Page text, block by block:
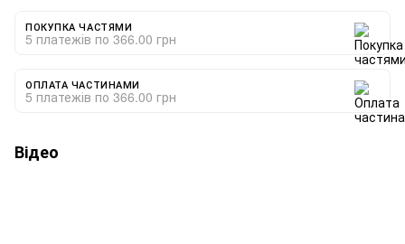
ПОКУПКА ЧАСТЯМИ
5 платежів по 366.00 грн
ОПЛАТА ЧАСТИНАМИ
5 платежів по 366.00 грн
Відео